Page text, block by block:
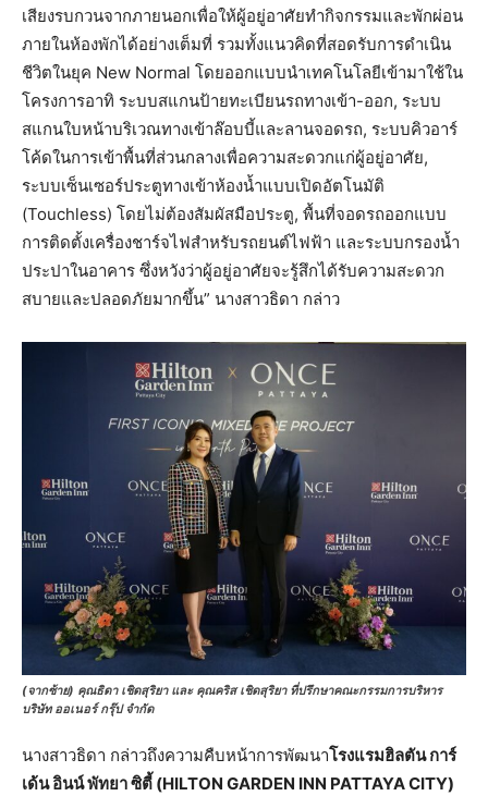
เสียงรบกวนจากภายนอกเพื่อให้ผู้อยู่อาศัยทำกิจกรรมและพักผ่อน
ภายในห้องพักได้อย่างเต็มที่ รวมทั้งแนวคิดที่สอดรับการดำเนิน
ชีวิตในยุค New Normal โดยออกแบบนำเทคโนโลยีเข้ามาใช้ใน
โครงการอาทิ ระบบสแกนป้ายทะเบียนรถทางเข้า-ออก, ระบบ
สแกนใบหน้าบริเวณทางเข้าล๊อบบี้และลานจอดรถ, ระบบคิวอาร์
โค้ดในการเข้าพื้นที่ส่วนกลางเพื่อความสะดวกแก่ผู้อยู่อาศัย,
ระบบเซ็นเซอร์ประตูทางเข้าห้องน้ำแบบเปิดอัตโนมัติ
(Touchless) โดยไม่ต้องสัมผัสมือประตู, พื้นที่จอดรถออกแบบ
การติดตั้งเครื่องชาร์จไฟสำหรับรถยนต์ไฟฟ้า และระบบกรองน้ำ
ประปาในอาคาร ซึ่งหวังว่าผู้อยู่อาศัยจะรู้สึกได้รับความสะดวก
สบายและปลอดภัยมากขึ้น” นางสาวธิดา กล่าว
(จากซ้าย) คุณธิดา เชิดสุริยา และ คุณคริส เชิดสุริยา ที่ปรึกษาคณะกรรมการบริหาร
บริษัท ออเนอร์ กรุ๊ป จำกัด
นางสาวธิดา กล่าวถึงความคืบหน้าการพัฒนาโรงแรมฮิลตัน การ์
เด้น อินน์ พัทยา ซิตี้ (HILTON GARDEN INN PATTAYA CITY)